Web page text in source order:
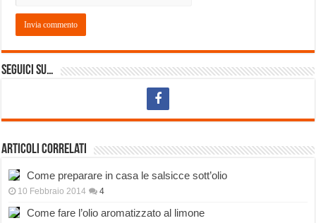
Seguici su…
Articoli correlati
Come preparare in casa le salsicce sott’olio
10 Febbraio 2014 4
Come fare l’olio aromatizzato al limone